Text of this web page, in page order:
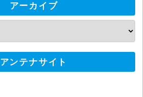
アーカイブ
アンテナサイト